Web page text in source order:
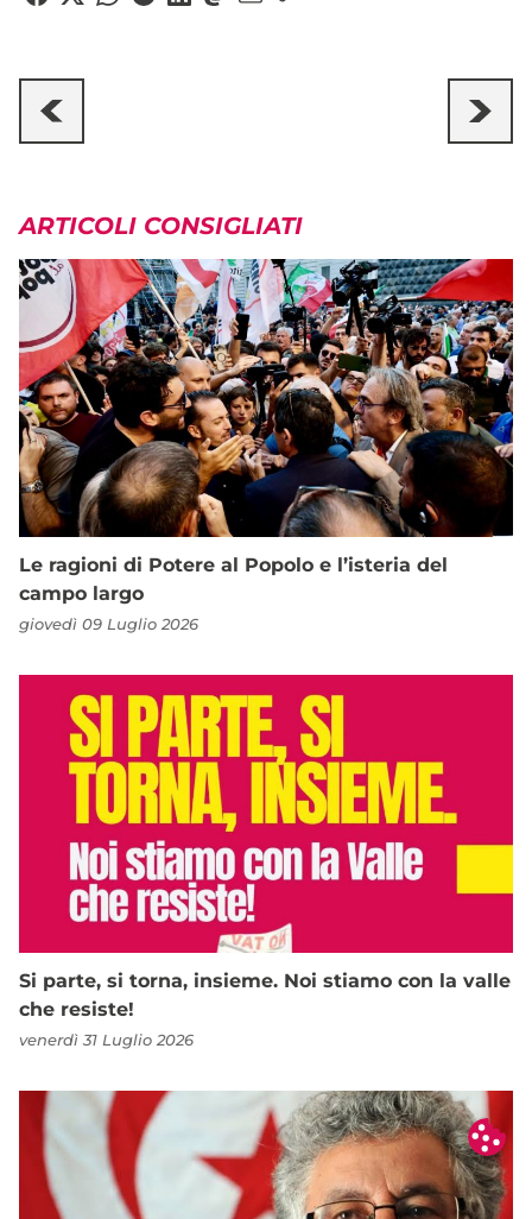
ARTICOLI CONSIGLIATI
Le ragioni di Potere al Popolo e l’isteria del
campo largo
giovedì 09 Luglio 2026
Si parte, si torna, insieme. Noi stiamo con la valle
che resiste!
venerdì 31 Luglio 2026